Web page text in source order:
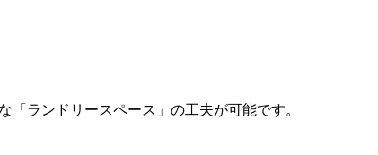
ランドリースペース」の工夫が可能です。